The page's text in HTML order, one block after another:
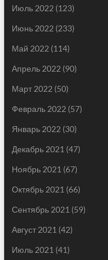
Июль 2022 (123)
Июнь 2022 (233)
Май 2022 (114)
Апрель 2022 (90)
Март 2022 (50)
Февраль 2022 (57)
Январь 2022 (30)
Декабрь 2021 (47)
Ноябрь 2021 (67)
Октябрь 2021 (66)
Сентябрь 2021 (59)
Август 2021 (42)
Июль 2021 (41)